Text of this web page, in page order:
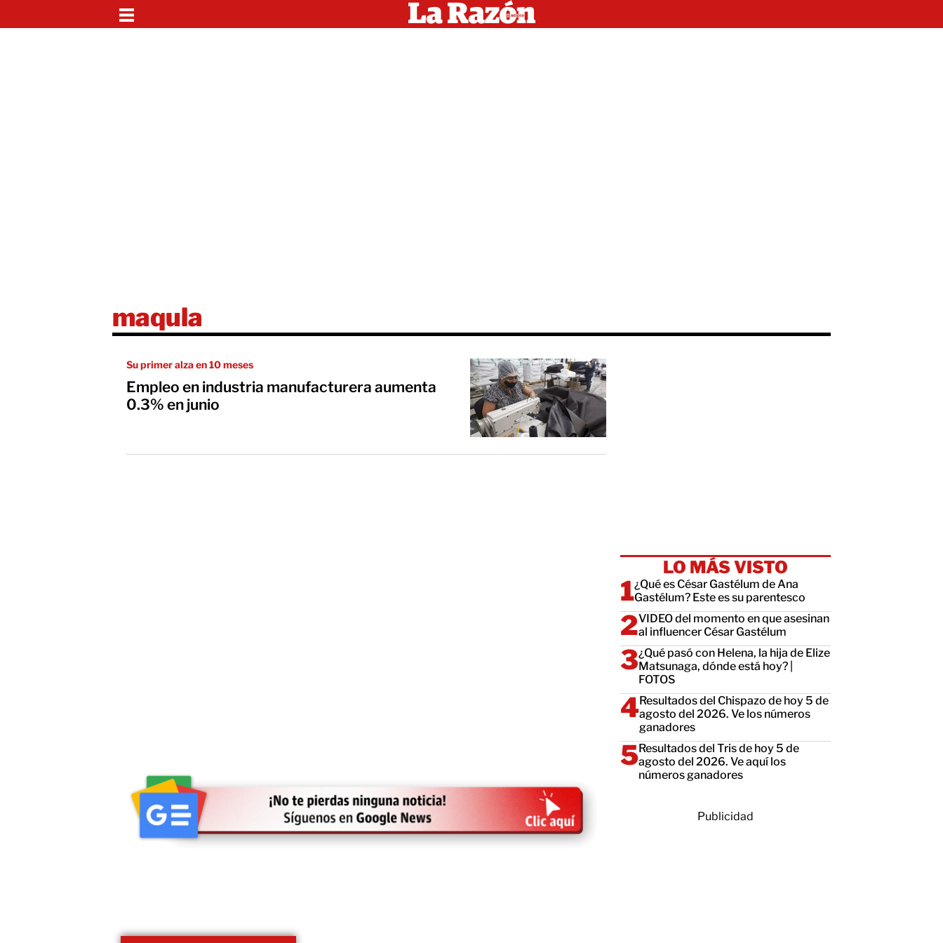
maqula
Su primer alza en 10 meses
Empleo en industria manufacturera aumenta
0.3% en junio
LO MÁS VISTO
¿Qué es César Gastélum de Ana
Gastélum? Este es su parentesco
VIDEO del momento en que asesinan
al influencer César Gastélum
¿Qué pasó con Helena, la hija de Elize
Matsunaga, dónde está hoy? |
FOTOS
Resultados del Chispazo de hoy 5 de
agosto del 2026. Ve los números
ganadores
Resultados del Tris de hoy 5 de
agosto del 2026. Ve aquí los
números ganadores
Publicidad